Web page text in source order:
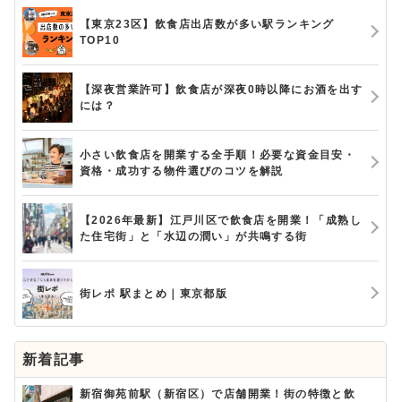
【東京23区】飲食店出店数が多い駅ランキング
TOP10
【深夜営業許可】飲食店が深夜0時以降にお酒を出す
には？
小さい飲食店を開業する全手順！必要な資金目安・
資格・成功する物件選びのコツを解説
【2026年最新】江戸川区で飲食店を開業！「成熟し
た住宅街」と「水辺の潤い」が共鳴する街
街レポ 駅まとめ｜東京都版
新着記事
新宿御苑前駅（新宿区）で店舗開業！街の特徴と飲